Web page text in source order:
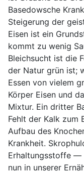
Basedowsche
Steigerung der
Eisen ist ein
kommt zu wenig
Bleichsucht ist die
der Natur grün ist;
Essen von vielem
Körper Eisen und
Mixtur. Ein dritter
Fehlt der Kalk zum
Aufbau des
Krankheit.
Erhaltungsstoffe —
nun in unserer